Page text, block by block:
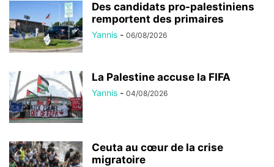
Des candidats pro-palestiniens
remportent des primaires
Yannis - 06/08/2026
La Palestine accuse la FIFA
Yannis - 04/08/2026
Ceuta au cœur de la crise
migratoire